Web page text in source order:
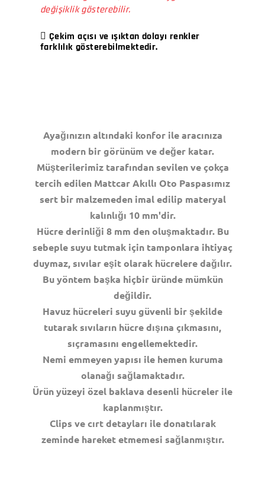
değişiklik gösterebilir.
Çekim açısı ve ışıktan dolayı renkler
farklılık gösterebilmektedir.
Ayağınızın altındaki konfor ile aracınıza
modern bir görünüm ve değer katar.
Müşterilerimiz tarafından sevilen ve çokça
tercih edilen Mattcar Akıllı Oto Paspasımız
sert bir malzemeden imal edilip materyal
kalınlığı 10 mm'dir.
Hücre derinliği 8 mm den oluşmaktadır. Bu
sebeple suyu tutmak için tamponlara ihtiyaç
duymaz, sıvılar eşit olarak hücrelere dağılır.
Bu yöntem başka hiçbir üründe mümkün
değildir.
Havuz hücreleri suyu güvenli bir şekilde
tutarak sıvıların hücre dışına çıkmasını,
sıçramasını engellemektedir.
Nemi emmeyen yapısı ile hemen kuruma
olanağı sağlamaktadır.
Ürün yüzeyi özel baklava desenli hücreler ile
kaplanmıştır.
Clips ve cırt detayları ile donatılarak
zeminde hareket etmemesi sağlanmıştır.